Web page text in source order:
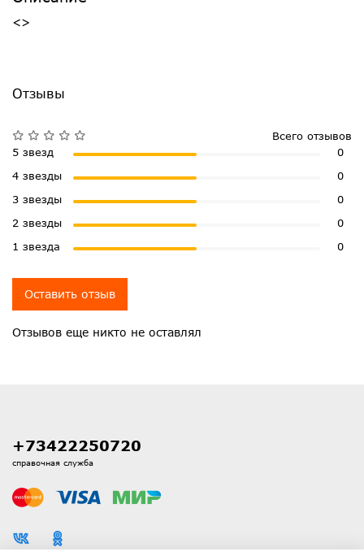
<>
Отзывы
Отзывов еще никто не оставлял
Всего отзывов
5 звезд
0
4 звезды
0
3 звезды
0
2 звезды
0
1 звезда
0
Оставить отзыв
+73422250720
справочная служба